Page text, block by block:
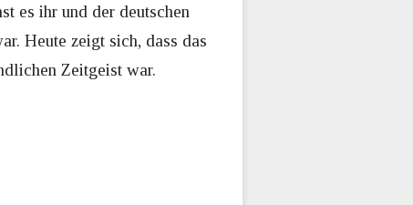
es ihr und der deutschen
Heute zeigt sich, dass das
Zeitgeist war.